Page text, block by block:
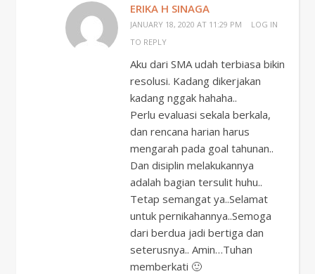
ERIKA H SINAGA
JANUARY 18, 2020 AT 11:29 PM
LOG IN
TO REPLY
Aku dari SMA udah terbiasa bikin
resolusi. Kadang dikerjakan
kadang nggak hahaha..
Perlu evaluasi sekala berkala,
dan rencana harian harus
mengarah pada goal tahunan..
Dan disiplin melakukannya
adalah bagian tersulit huhu..
Tetap semangat ya..Selamat
untuk pernikahannya..Semoga
dari berdua jadi bertiga dan
seterusnya.. Amin…Tuhan
memberkati 🙂